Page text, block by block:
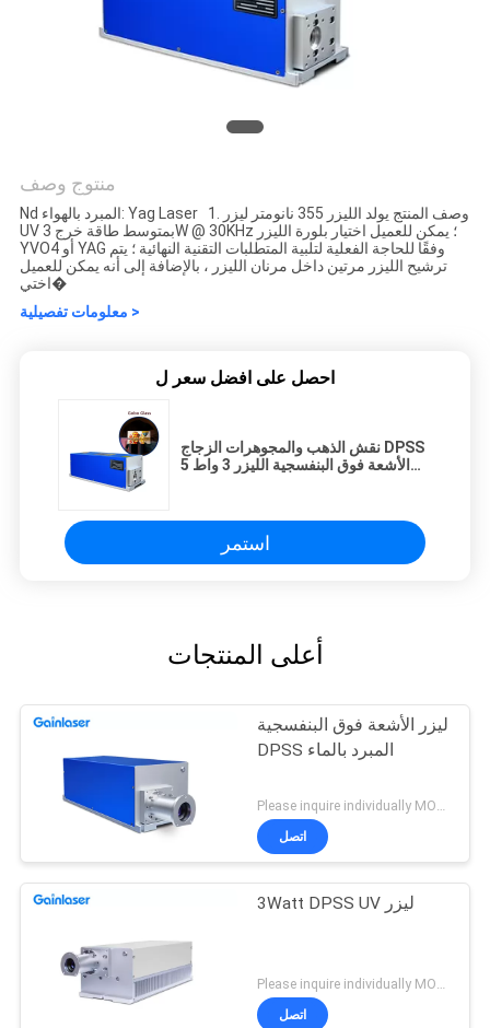
منتوج وصف
Nd المبرد بالهواء: Yag Laser 1. وصف المنتج يولد الليزر 355 نانومتر ليزر
UV بمتوسط ​​طاقة خرج 3W @ 30KHz ؛ يمكن للعميل اختيار بلورة الليزر
YVO4 أو YAG وفقًا للحاجة الفعلية لتلبية المتطلبات التقنية النهائية ؛ يتم
ترشيح الليزر مرتين داخل مرنان الليزر ، بالإضافة إلى أنه يمكن للعميل
اختي�
معلومات تفصيلية >
احصل على افضل سعر ل
نقش الذهب والمجوهرات الزجاج DPSS
الأشعة فوق البنفسجية الليزر 3 واط 5
استمر
أعلى المنتجات
ليزر الأشعة فوق البنفسجية
DPSS المبرد بالماء
Please inquire individually MOQ:1
اتصل
3Watt DPSS UV ليزر
اتصل